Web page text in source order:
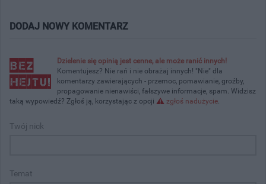
DODAJ NOWY KOMENTARZ
Dzielenie się opinią jest cenne, ale może ranić innych!
Komentujesz? Nie rań i nie obrażaj innych! "Nie" dla
komentarzy zawierających - przemoc, pomawianie, groźby,
propagowanie nienawiści, fałszywe informacje, spam. Widzisz
taką wypowiedź? Zgłoś ją, korzystając z opcji
zgłoś nadużycie.
Twój nick
Temat